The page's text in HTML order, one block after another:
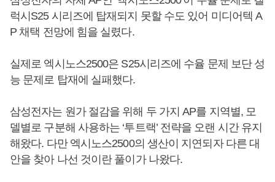
럭시S25 시리즈에 탑재되지 못할 수도 있어 미디어텍 A
P 채택 전망에 힘을 실렸다.
실제로 엑시노스2500은 S25시리즈에 수율 문제 보단 성
능 문제로 탑재에 실패했다.
삼성전자는 원가 절감을 위해 두 가지 AP를 지역별, 모
델별로 구분해 사용하는 ‘투트랙’ 전략을 오랜 시간 유지
해왔다. 다만 엑시노스2500의 생산이 지연되자 다른 대
안을 찾아 나선 것이란 풀이가 나왔다.